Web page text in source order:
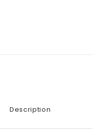
Description